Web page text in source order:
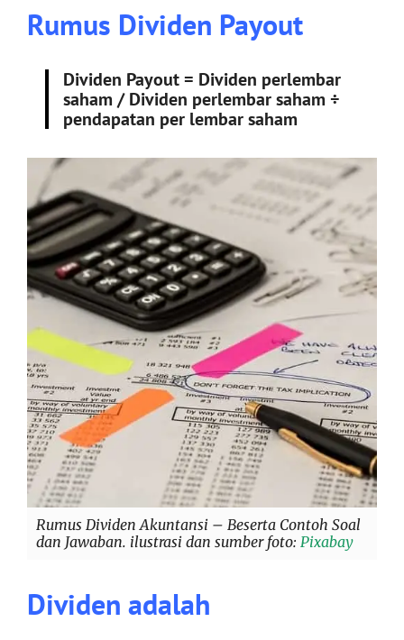
Rumus Dividen Payout
Dividen Payout = Dividen perlembar
saham /Dividen perlembar saham ÷
pendapatan per lembar saham
Rumus Dividen Akuntansi – Beserta Contoh Soal
dan Jawaban. ilustrasi dan sumber foto: Pixabay
Dividen adalah